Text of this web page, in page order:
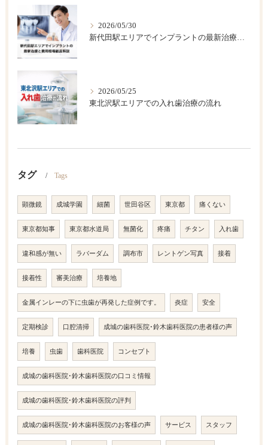
2026/05/30
2026/05/25
東北沢駅エリアでの入れ歯治療の流れ
タグ Tags
顕微鏡 成城学園 細菌 世田谷区 東京都 痛くない
東京都知事 東京都水道局 無菌化 疼痛 チタン 入れ歯
違和感が無い ラバーダム 調布市 レントゲン写真 接着
接着性 審美治療 培養地
金属インレーの下に虫歯が再発した症例です。 炎症 安全
定期検診 口腔清掃 成城の歯科医院･鈴木歯科医院の患者様の声
培養 虫歯 歯科医院 コンセプト
成城の歯科医院･鈴木歯科医院の口コミ情報
成城の歯科医院･鈴木歯科医院の評判
成城の歯科医院･鈴木歯科医院のお客様の声 サービス スタッフ